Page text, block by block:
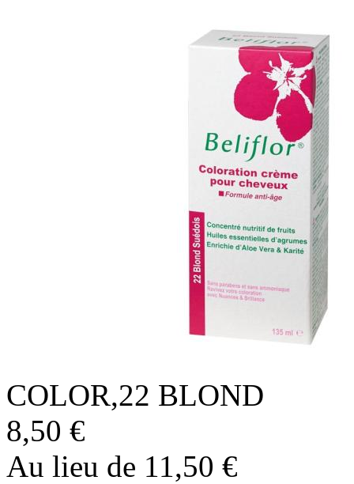
COLOR,22 BLOND
8,50 €
Au lieu de 11,50 €